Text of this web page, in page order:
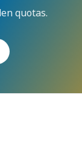
quotas.